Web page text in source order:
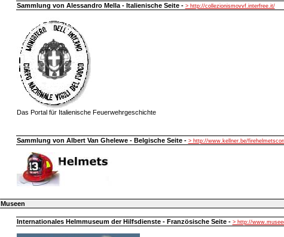
Sammlung von Alessandro Mella - Italienische Seite - > http://collezionismovvf.interfree.it/
Das Portal für Italienische Feuerwehrgeschichte
Sammlung von Albert Van Ghelewe - Belgische Seite - > http://www.kellner.be/
Museen
Internationales Helmmuseum der Hilfsdienste - Französische Seite - > http://